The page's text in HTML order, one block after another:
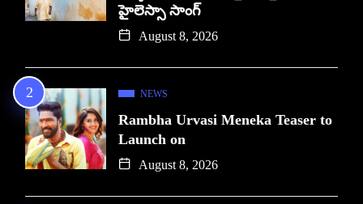
హైలెస్సా సాంగ్
August 8, 2026
NEWS
Rambha Urvasi Meneka Teaser to
Launch on
August 8, 2026